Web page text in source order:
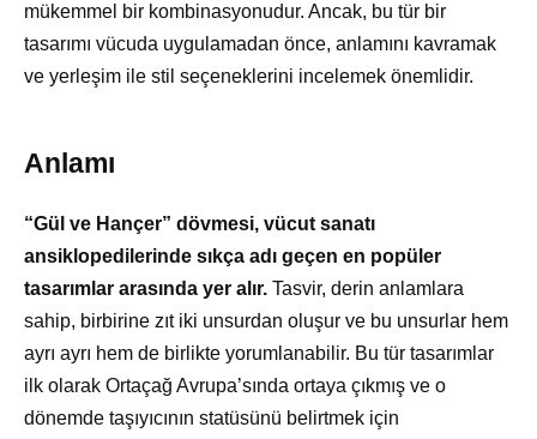
mükemmel bir kombinasyonudur. Ancak, bu tür bir
tasarımı vücuda uygulamadan önce, anlamını kavramak
ve yerleşim ile stil seçeneklerini incelemek önemlidir.
Anlamı
“Gül ve Hançer” dövmesi, vücut sanatı
ansiklopedilerinde sıkça adı geçen en popüler
tasarımlar arasında yer alır. Tasvir, derin anlamlara
sahip, birbirine zıt iki unsurdan oluşur ve bu unsurlar hem
ayrı ayrı hem de birlikte yorumlanabilir. Bu tür tasarımlar
ilk olarak Ortaçağ Avrupa’sında ortaya çıkmış ve o
dönemde taşıyıcının statüsünü belirtmek için